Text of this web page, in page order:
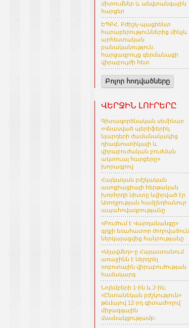
միտումներ և անվտանգային
հարցեր
ԵՊԲՀ. Բժիշկ-պացիենտ
հարաբերություններից մինչև
արհեստական
բանականություն.
հարցազրույց գերմանացի
վիրաբույժի հետ
Բոլոր հոդվածները
ՎԵՐՋԻՆ ԼՈՒՐԵՐԸ
Գիտագործնական սեմինար
«Վնասված պերիֆերիկ
նյարդերի ժամանակակից
դիագնոստիկայի և
վիրաբուժական բուժման
ակտուալ հարցերը»
խորագրով
Հայկական բժշկական
ասոցիացիայի հերթական
խորհրդի նիստը նվիրված էր
Առողջության համընդհանուր
ապահովագրությանը
«Բուժում է Վարդանանցը»
գրքի եռահատոր ժողովածուն
ներկայացվեց հանրությանը
«Սլավմեդ»-ը Հայաստանում
առաջինն է ներդրել
ռոբոտային վիրաբուժության
համակարգ
Նոյեմբերի 1-ին և 2-ին,
«Ընտանեկան բժշկություն»
թեմայով 12-րդ գիտաժողով՝
միջազգային
մասնակցությամբ։